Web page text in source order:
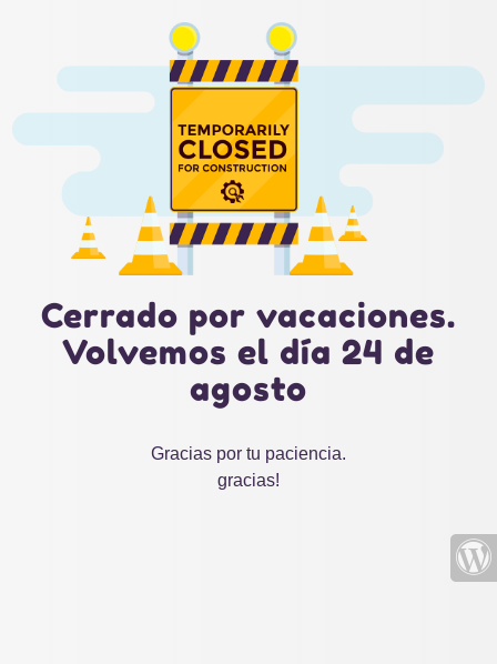
Cerrado por vacaciones.
Volvemos el día 24 de
agosto
Gracias por tu paciencia.
gracias!